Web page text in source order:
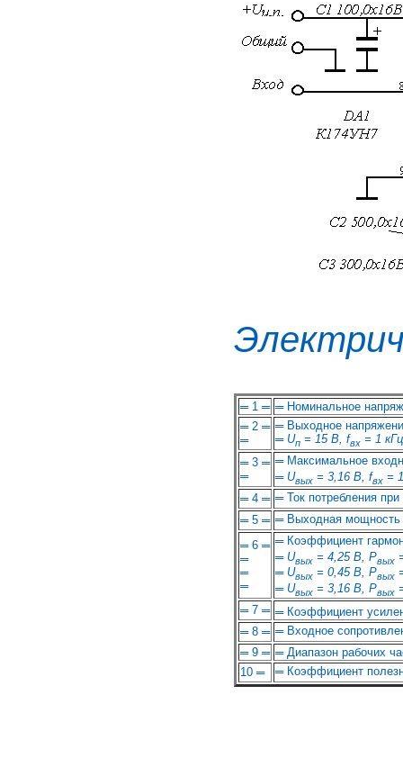
═ 1 ═ ═ Номинальное
═ 2 ═
═
═ Выходное
═ Uп = 15 В, fвх = 1 кГц
═ 3 ═
═
═ Максимальное
═ Uвых = 3,16 В, fвх =
═ 4 ═ ═ Ток потребления при
═ 5 ═ ═ Выходная
═ 6 ═
═
═
═
═ Коэффициент
═ Uвых = 4,25 В, Рвых
═ Uвых = 0,45 В, Рвых
═ Uвых = 3,16 В, Рвых
═ 7 ═ ═ Коэффициент
═ 8 ═ ═ Входное
═ 9 ═ ═ Диапазон рабочих
10 ═
═ Коэффициент